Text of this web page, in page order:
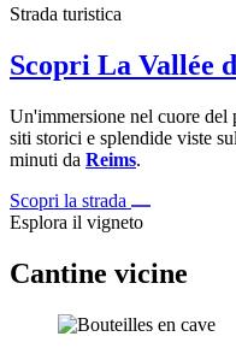
Strada turistica
Scopri La Vallée
Un'immersione nel cuore del
siti storici e splendide viste
minuti da Reims.
Scopri la strada
Esplora il vigneto
Cantine vicine